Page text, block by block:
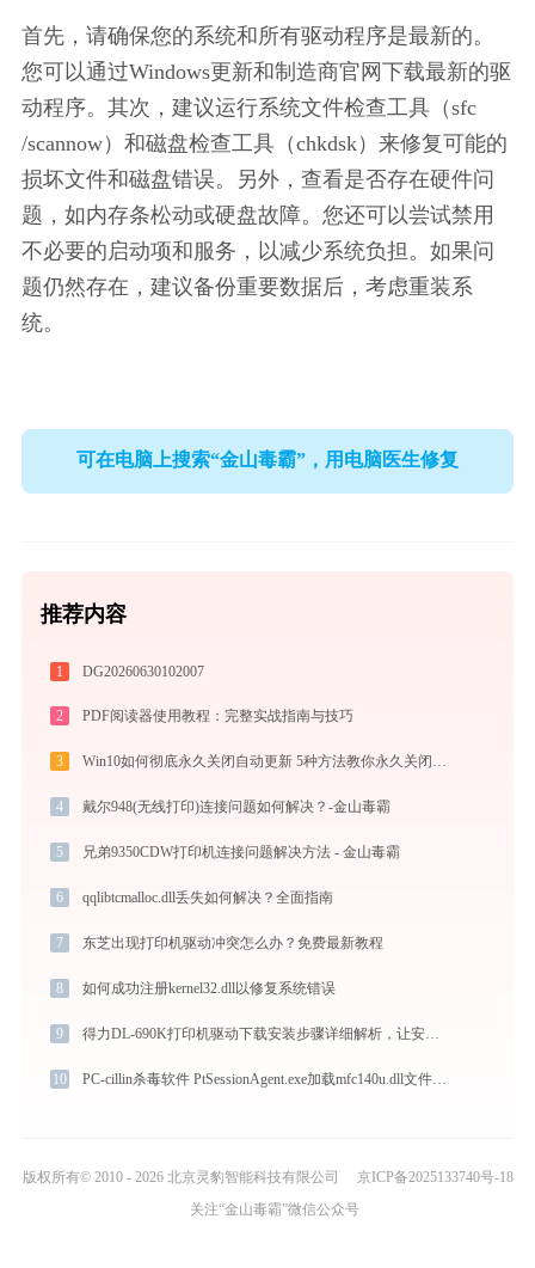
首先，请确保您的系统和所有驱动程序是最新的。
您可以通过Windows更新和制造商官网下载最新的驱
动程序。其次，建议运行系统文件检查工具（sfc
/scannow）和磁盘检查工具（chkdsk）来修复可能的
损坏文件和磁盘错误。另外，查看是否存在硬件问
题，如内存条松动或硬盘故障。您还可以尝试禁用
不必要的启动项和服务，以减少系统负担。如果问
题仍然存在，建议备份重要数据后，考虑重装系
统。
可在电脑上搜索“金山毒霸”，用电脑医生修复
推荐内容
1 DG20260630102007
2 PDF阅读器使用教程：完整实战指南与技巧
3
4 戴尔948(无线打印)连接问题如何解决？-金山毒霸
5 兄弟9350CDW打印机连接问题解决方法 - 金山毒霸
6 qqlibtcmalloc.dll丢失如何解决？全面指南
7 东芝出现打印机驱动冲突怎么办？免费最新教程
8 如何成功注册kernel32.dll以修复系统错误
9 得力DL-690K打印机驱动下载安装步骤详细解析，让安装更简单
10 PC-cillin杀毒软件 PtSessionAgent.exe加载mfc140u.dll文件丢失处理办法
版权所有© 2010 - 2026 北京灵豹智能科技有限公司
京ICP备2025133740号-18
关注“金山毒霸”微信公众号